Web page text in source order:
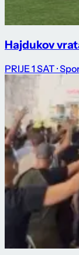
Hajdukov
PRIJE 1 SAT ·